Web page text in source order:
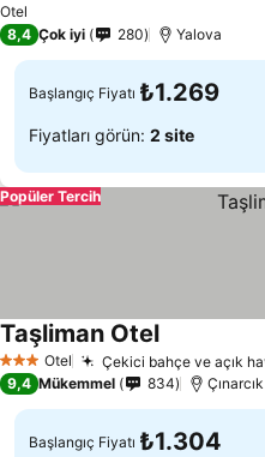
Otel
8,4 Çok iyi 280 Yalova
Başlangıç Fiyatı ₺1.269
Fiyatları görün: 2 site
Popüler Tercih
3 YıldızOtel Çekici bahçe ve açık
Taşliman Otel
9,4 Mükemmel 834 Çınarcık
Başlangıç Fiyatı ₺1.304